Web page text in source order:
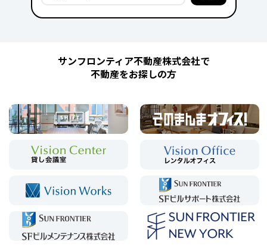
サンフロンティア不動産株式会社で
不動産をお探しの方